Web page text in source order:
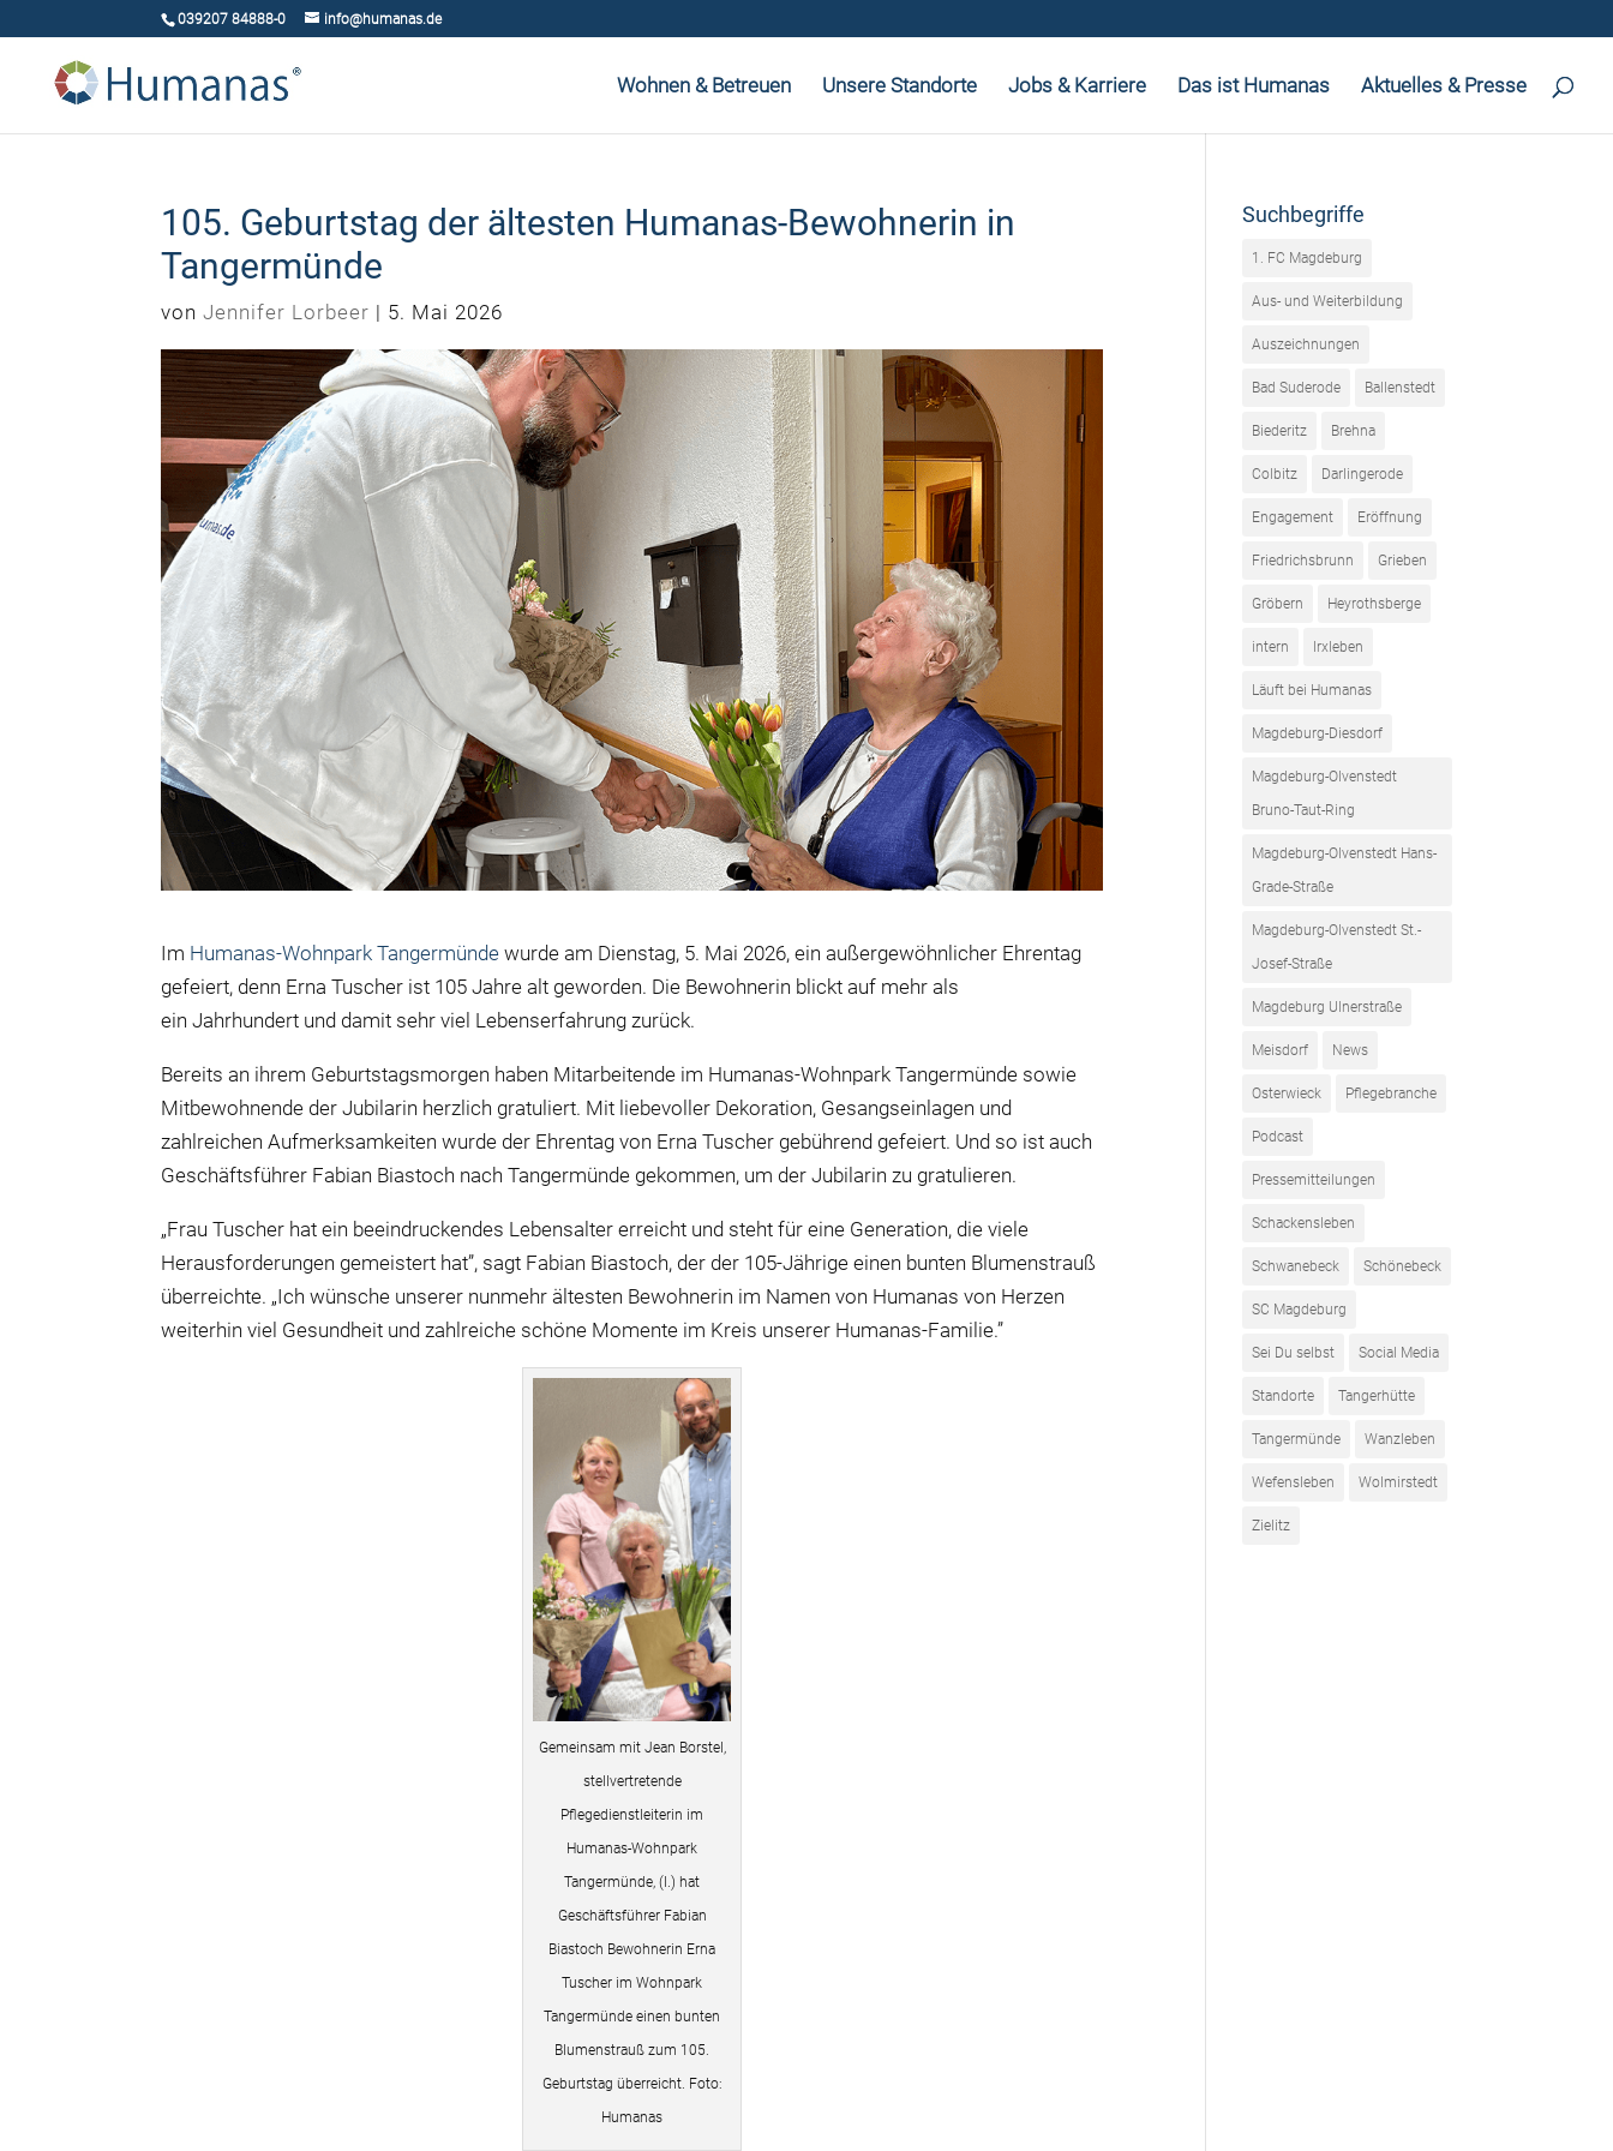
039207 84888-0 info@humanas.de
Wohnen & Betreuen Unsere Standorte Jobs & Karriere Das ist Humanas Aktuelles & Presse
105. Geburtstag der ältesten Humanas-Bewohnerin in
Tangermünde
vonJennifer Lorbeer | 5. Mai 2026
Im Humanas-Wohnpark Tangermünde wurde am Dienstag, 5. Mai 2026, ein außergewöhnlicher Ehrentag
gefeiert, denn Erna Tuscher ist 105 Jahre alt geworden. Die Bewohnerin blickt auf mehr als
ein Jahrhundert und damit sehr viel Lebenserfahrung zurück.
Bereits an ihrem Geburtstagsmorgen haben Mitarbeitende im Humanas-Wohnpark Tangermünde sowie
Mitbewohnende der Jubilarin herzlich gratuliert. Mit liebevoller Dekoration, Gesangseinlagen und
zahlreichen Aufmerksamkeiten wurde der Ehrentag von Erna Tuscher gebührend gefeiert. Und so ist auch
Geschäftsführer Fabian Biastoch nach Tangermünde gekommen, um der Jubilarin zu gratulieren.
„Frau Tuscher hat ein beeindruckendes Lebensalter erreicht und steht für eine Generation, die viele
Herausforderungen gemeistert hat”, sagt Fabian Biastoch, der der 105-Jährige einen bunten Blumenstrauß
überreichte. „Ich wünsche unserer nunmehr ältesten Bewohnerin im Namen von Humanas von Herzen
weiterhin viel Gesundheit und zahlreiche schöne Momente im Kreis unserer Humanas-Familie.”
Gemeinsam mit Jean Borstel,
stellvertretende
Pflegedienstleiterin im
Humanas-Wohnpark
Tangermünde, (l.) hat
Geschäftsführer Fabian
Biastoch Bewohnerin Erna
Tuscher im Wohnpark
Tangermünde einen bunten
Blumenstrauß zum 105.
Geburtstag überreicht. Foto:
Humanas
Suchbegriffe
1. FC Magdeburg
Aus- und Weiterbildung
Auszeichnungen
Bad Suderode Ballenstedt
Biederitz Brehna
Colbitz Darlingerode
Engagement Eröffnung
Friedrichsbrunn Grieben
Gröbern Heyrothsberge
intern Irxleben
Läuft bei Humanas
Magdeburg-Diesdorf
Magdeburg-Olvenstedt
Bruno-Taut-Ring
Magdeburg-Olvenstedt Hans-
Grade-Straße
Magdeburg-Olvenstedt St.-
Josef-Straße
Magdeburg Ulnerstraße
Meisdorf News
Osterwieck Pflegebranche
Podcast
Pressemitteilungen
Schackensleben
Schwanebeck Schönebeck
SC Magdeburg
Sei Du selbst Social Media
Standorte Tangerhütte
Tangermünde Wanzleben
Wefensleben Wolmirstedt
Zielitz